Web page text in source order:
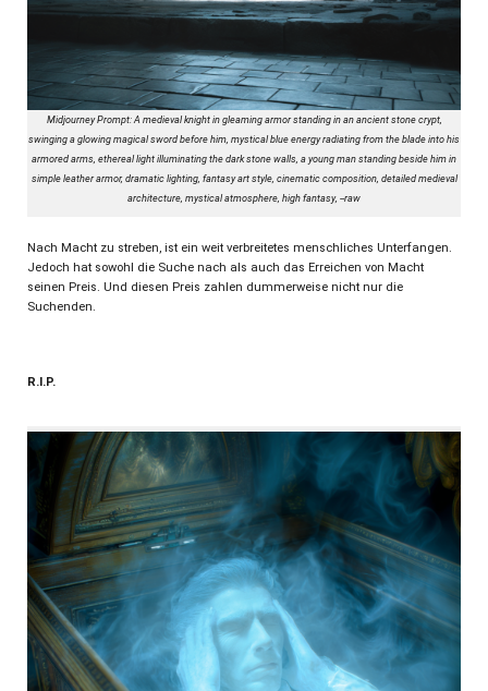
Midjourney Prompt: A medieval knight in gleaming armor standing in an ancient stone crypt,
swinging a glowing magical sword before him, mystical blue energy radiating from the blade into his
armored arms, ethereal light illuminating the dark stone walls, a young man standing beside him in
simple leather armor, dramatic lighting, fantasy art style, cinematic composition, detailed medieval
architecture, mystical atmosphere, high fantasy, --raw
Nach Macht zu streben, ist ein weit verbreitetes menschliches Unterfangen.
Jedoch hat sowohl die Suche nach als auch das Erreichen von Macht
seinen Preis. Und diesen Preis zahlen dummerweise nicht nur die
Suchenden.
R.I.P.